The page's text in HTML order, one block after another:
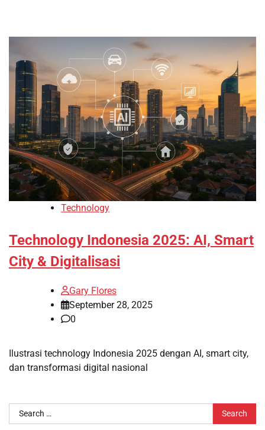
Technology
Technology Indonesia 2025: AI, Smart
City & Digitalisasi
Gary Flores
September 28, 2025
0
Ilustrasi technology Indonesia 2025 dengan AI, smart city,
dan transformasi digital nasional
Search
for: